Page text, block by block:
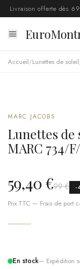
Livraison offerte dès
Accueil/Lunettes de soleil
MARC JACOBS
Lunettes de
MARC 734/
59,40 €99 € -
Prix TTC — Frais de port
En stock— Expédition